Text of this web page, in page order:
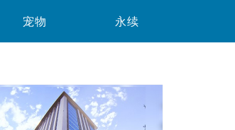
宠物 永续